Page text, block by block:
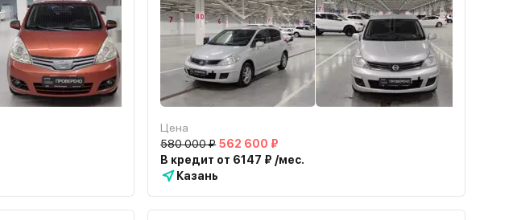
Цена
580 000 ₽ 562 600 ₽
В кредит от 6147 ₽ /мес.
Казань